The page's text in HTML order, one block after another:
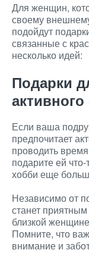
Для женщин,
своему
подойдут
связанные с
несколько идей:
Подарки
Если ваша
предпочитает
проводить
подарите ей
хобби еще
Независимо от
станет
близкой
Помните, что
внимание и